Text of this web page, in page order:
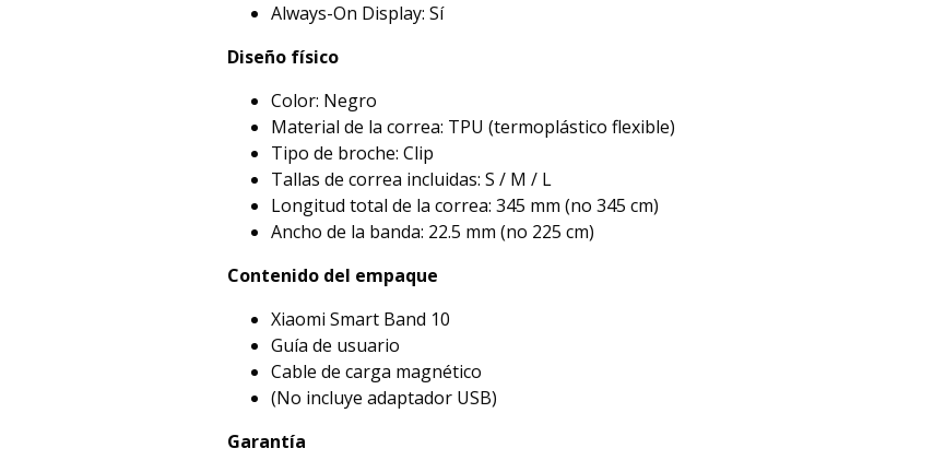
Always-On Display: Sí
Diseño físico
Color: Negro
Material de la correa: TPU (termoplástico flexible)
Tipo de broche: Clip
Tallas de correa incluidas: S / M / L
Longitud total de la correa: 345 mm (no 345 cm)
Ancho de la banda: 22.5 mm (no 225 cm)
Contenido del empaque
Xiaomi Smart Band 10
Guía de usuario
Cable de carga magnético
(No incluye adaptador USB)
Garantía